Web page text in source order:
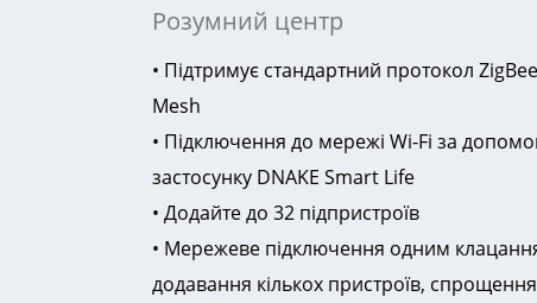
Розумний центр
• Підтримує стандартний протокол
Mesh
• Підключення до мережі Wi-Fi за
застосунку DNAKE Smart Life
• Додайте до 32 підпристроїв
• Мережеве підключення одним
додавання кількох пристроїв,